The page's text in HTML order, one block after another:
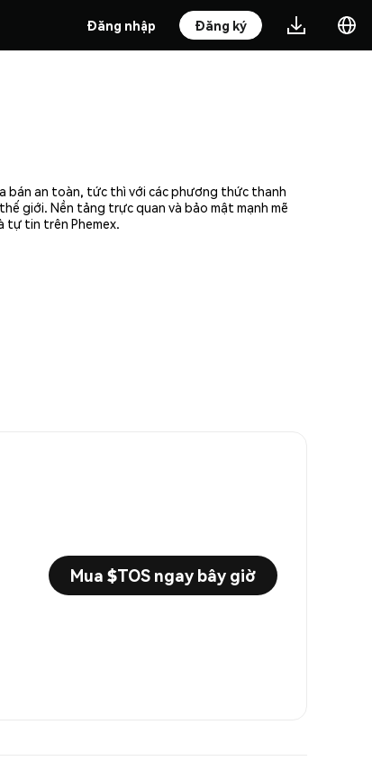
Đăng nhập Đăng ký
bán an toàn, tức thì với các phương thức thanh
giới. Nền tảng trực quan và bảo mật mạnh mẽ
tự tin trên Phemex.
Mua $TOS ngay bây giờ